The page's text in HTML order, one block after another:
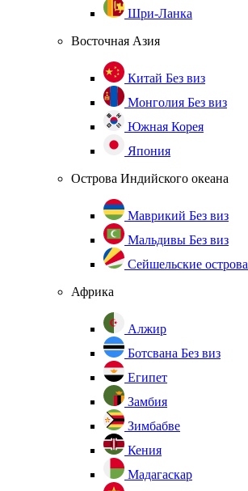
Шри-Ланка
Восточная Азия
Китай Без виз
Монголия Без виз
Южная Корея
Япония
Острова Индийского океана
Маврикий Без виз
Мальдивы Без виз
Сейшельские острова
Африка
Алжир
Ботсвана Без виз
Египет
Замбия
Зимбабве
Кения
Мадагаскар